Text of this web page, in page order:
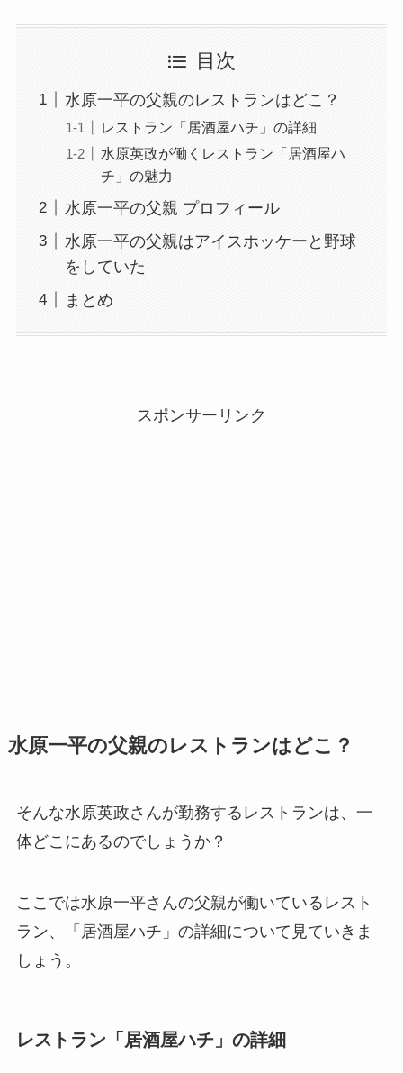
目次
水原一平の父親のレストランはどこ？
レストラン「居酒屋ハチ」の詳細
水原英政が働くレストラン「居酒屋ハ
チ」の魅力
水原一平の父親 プロフィール
水原一平の父親はアイスホッケーと野球
をしていた
まとめ
スポンサーリンク
水原一平の父親のレストランはどこ？
そんな水原英政さんが勤務するレストランは、一
体どこにあるのでしょうか？
ここでは水原一平さんの父親が働いているレスト
ラン、「居酒屋ハチ」の詳細について見ていきま
しょう。
レストラン「居酒屋ハチ」の詳細